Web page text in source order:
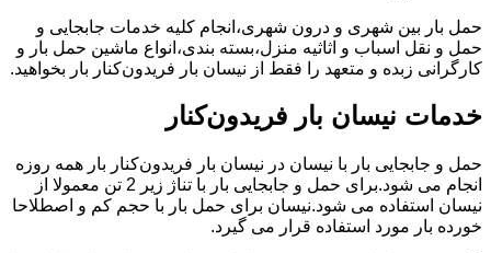
حمل بار بین شهری و درون شهری،انجام کلیه خدمات جابجایی و
حمل و نقل اسباب و اثاثیه منزل،بسته بندی،انواع ماشین حمل بار و
کارگرانی زبده و متعهد را فقط از نیسان بار فریدون‌کنار بار بخواهید.
خدمات نیسان بار فریدون‌کنار
حمل و جابجایی بار با نیسان در نیسان بار فریدون‌کنار بار همه روزه
انجام می شود.برای حمل و جابجایی بار با تناژ زیر 2 تن معمولا از
نیسان استفاده می شود.نیسان برای حمل بار با حجم کم و اصطلاحا
خورده بار مورد استفاده قرار می گیرد.